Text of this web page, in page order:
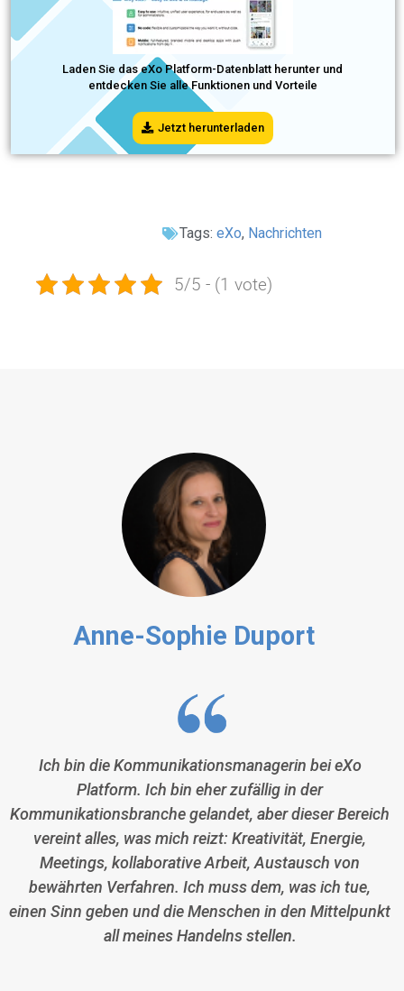
Laden Sie das eXo Platform-Datenblatt herunter und
entdecken Sie alle Funktionen und Vorteile
Jetzt herunterladen
Tags: eXo, Nachrichten
5/5 - (1 vote)
Anne-Sophie Duport
Ich bin die Kommunikationsmanagerin bei eXo
Platform. Ich bin eher zufällig in der
Kommunikationsbranche gelandet, aber dieser Bereich
vereint alles, was mich reizt: Kreativität, Energie,
Meetings, kollaborative Arbeit, Austausch von
bewährten Verfahren. Ich muss dem, was ich tue,
einen Sinn geben und die Menschen in den Mittelpunkt
all meines Handelns stellen.